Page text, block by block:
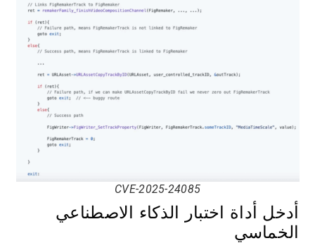
CVE-2025-24085
أدخل أداة اختبار الذكاء الاصطناعي
الخماسي